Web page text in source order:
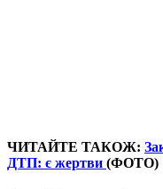
ЧИТАЙТЕ ТАКОЖ:
ДТП: є жертви (ФОТО)